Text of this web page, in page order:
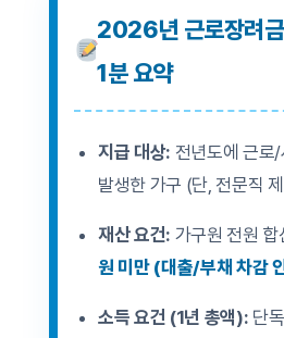
2026년 근로장려
1분 요약
지급 대상: 전년도에 근로
발생한 가구 (단, 전문직
재산 요건: 가구원 전원 합
원 미만 (대출/부채 차감
소득 요건 (1년 총액): 단